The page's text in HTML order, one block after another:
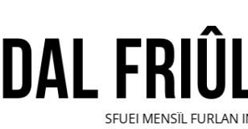
SFUEI MENSÎL FURLAN